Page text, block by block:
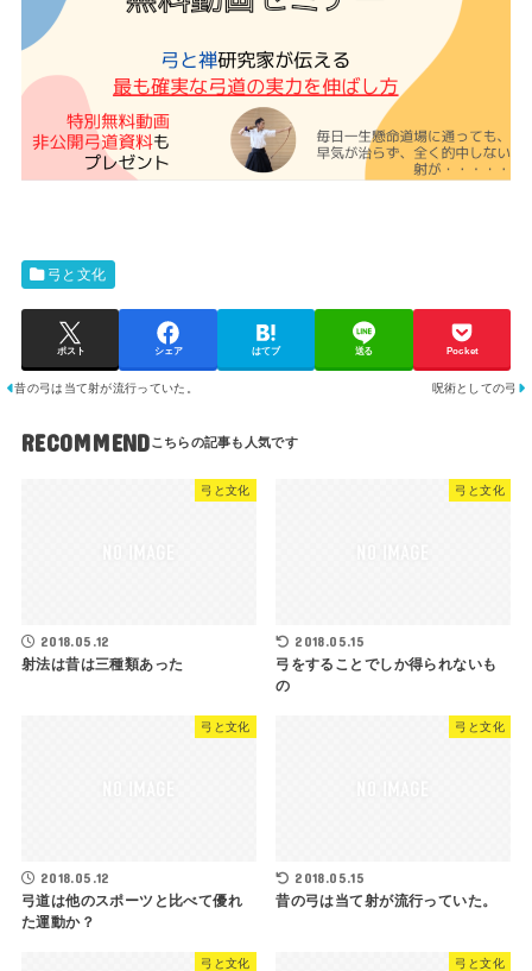
弓と文化
ポスト シェア はてブ 送る Pocket
昔の弓は当て射が流行っていた。 呪術としての弓
RECOMMEND
弓と文化
2018.05.12
射法は昔は三種類あった
弓と文化
2018.05.15
弓をすることでしか得られないも
の
弓と文化
2018.05.12
弓道は他のスポーツと比べて優れ
た運動か？
弓と文化
2018.05.15
昔の弓は当て射が流行っていた。
弓と文化 弓と文化